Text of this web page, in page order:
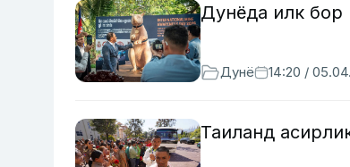
Дунёда илк бор
Дунё 14:20 /
Таиланд